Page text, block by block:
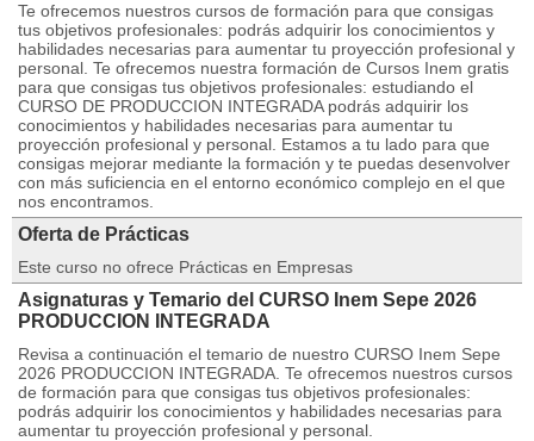
Te ofrecemos nuestros cursos de formación para que consigas
tus objetivos profesionales: podrás adquirir los conocimientos y
habilidades necesarias para aumentar tu proyección profesional y
personal. Te ofrecemos nuestra formación de Cursos Inem gratis
para que consigas tus objetivos profesionales: estudiando el
CURSO DE PRODUCCION INTEGRADA podrás adquirir los
conocimientos y habilidades necesarias para aumentar tu
proyección profesional y personal. Estamos a tu lado para que
consigas mejorar mediante la formación y te puedas desenvolver
con más suficiencia en el entorno económico complejo en el que
nos encontramos.
Oferta de Prácticas
Este curso no ofrece Prácticas en Empresas
Asignaturas y Temario del CURSO Inem Sepe 2026
PRODUCCION INTEGRADA
Revisa a continuación el temario de nuestro CURSO Inem Sepe
2026 PRODUCCION INTEGRADA. Te ofrecemos nuestros cursos
de formación para que consigas tus objetivos profesionales:
podrás adquirir los conocimientos y habilidades necesarias para
aumentar tu proyección profesional y personal.